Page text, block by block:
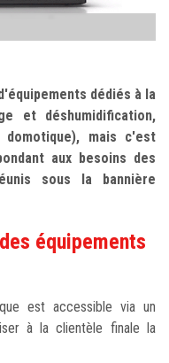
dédiés à la
et déshumidification,
mais c'est
aux besoins des
sous la bannière
équipements
est accessible via un
à la clientèle finale la